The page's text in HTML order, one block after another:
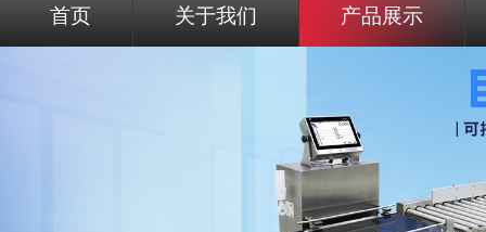
首页 关于我们 产品展示